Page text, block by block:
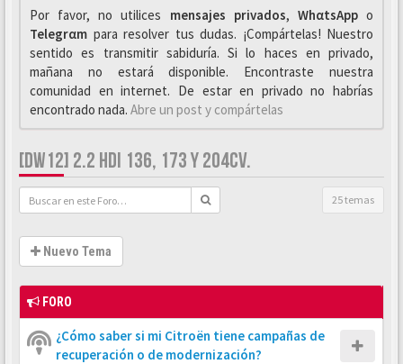
Por favor, no utilices mensajes privados, WhαtsAppo
Telegrαm para resolver tus dudas. ¡Compártelas! Nuestro
sentido es transmitir sabiduría. Si lo haces en privado,
mañana no estará disponible. Encontraste nuestra
comunidad en internet. De estar en privado no habrías
encontrado nada. Abre un post y compártelas
[DW12] 2.2 HDI 136, 173 Y 204CV.
25 temas
Nuevo Tema
FORO
¿Cómo saber si mi Citroën tiene campañas de
recuperación o de modernización?